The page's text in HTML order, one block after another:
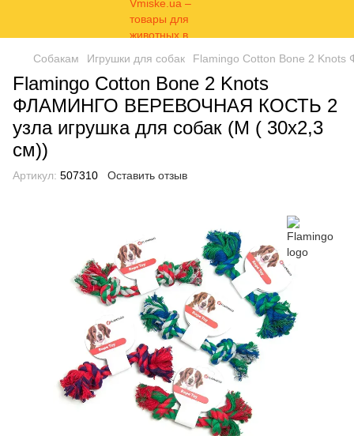
Собакам Игрушки для собак Flamingo Cotton Bone 2
Flamingo Cotton Bone 2 Knots
ФЛАМИНГО ВЕРЕВОЧНАЯ КОСТЬ 2
узла игрушка для собак (M ( 30х2,3
см))
Артикул: 507310 Оставить отзыв